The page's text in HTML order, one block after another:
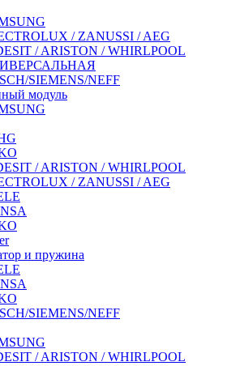
/ ZANUSSI / AEG
/ ARISTON / WHIRLPOOL
SIEMENS/NEFF
модуль
/ ARISTON / WHIRLPOOL
/ ZANUSSI / AEG
и пружина
SIEMENS/NEFF
/ ARISTON / WHIRLPOOL